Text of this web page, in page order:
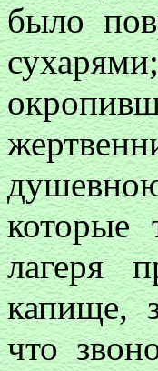
было
лагеря
капище,
что